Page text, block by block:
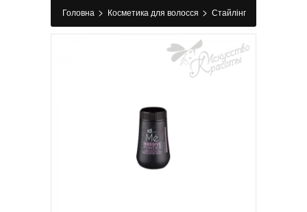
Головна > Косметика для волосся > Стайлінг
>Пудра для волосся>Пудра для волосся ID
Hair ME Massive Powder 10 г